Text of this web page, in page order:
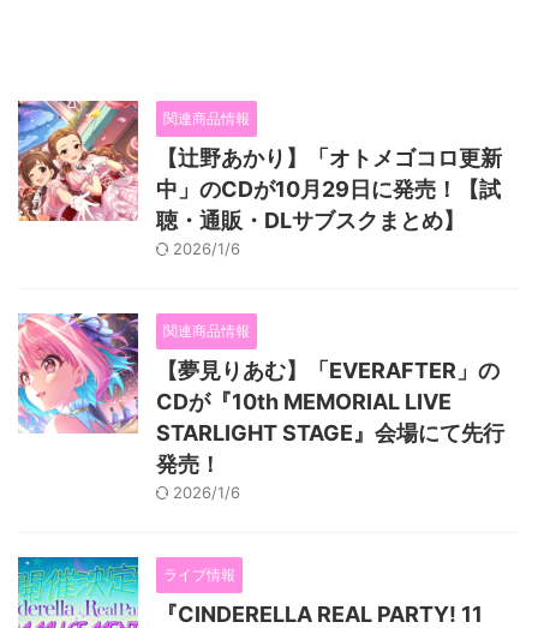
関連商品情報
【辻野あかり】「オトメゴコロ更新
中」のCDが10月29日に発売！【試
聴・通販・DLサブスクまとめ】
2026/1/6
関連商品情報
【夢見りあむ】「EVERAFTER」の
CDが『10th MEMORIAL LIVE
STARLIGHT STAGE』会場にて先行
発売！
2026/1/6
ライブ情報
『CINDERELLA REAL PARTY! 11